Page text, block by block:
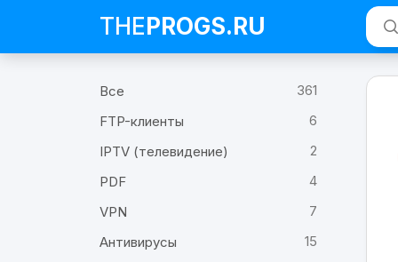
THEPROGS.RU
Все
361
FTP-клиенты
6
IPTV (телевидение)
2
PDF
4
VPN
7
Антивирусы
15